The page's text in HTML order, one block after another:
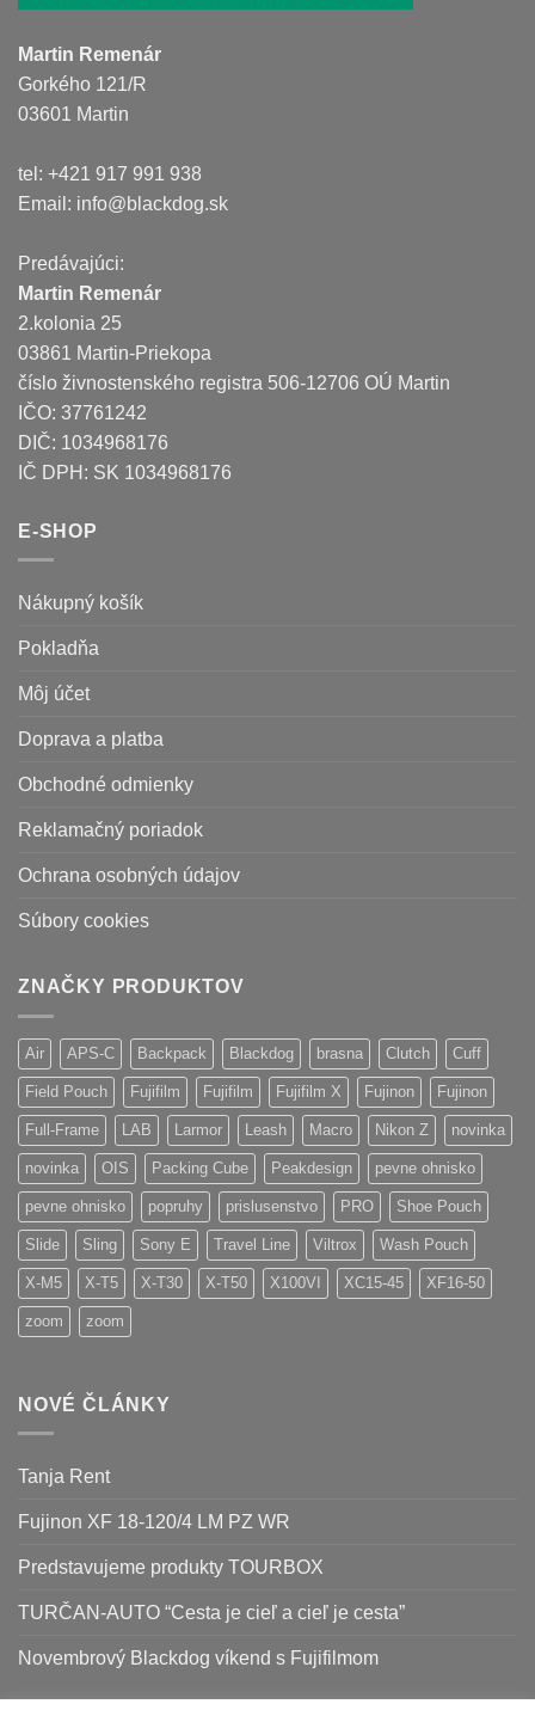
Martin Remenár
Gorkého 121/R
03601 Martin
tel: +421 917 991 938
Email: info@blackdog.sk
Predávajúci:
Martin Remenár
2.kolonia 25
03861 Martin-Priekopa
číslo živnostenského registra 506-12706 OÚ Martin
IČO: 37761242
DIČ: 1034968176
IČ DPH: SK 1034968176
E-SHOP
Nákupný košík
Pokladňa
Môj účet
Doprava a platba
Obchodné odmienky
Reklamačný poriadok
Ochrana osobných údajov
Súbory cookies
ZNAČKY PRODUKTOV
Air APS-C Backpack Blackdog brasna Clutch Cuff
Field Pouch Fujifilm Fujifilm Fujifilm X Fujinon Fujinon
Full-Frame LAB Larmor Leash Macro Nikon Z novinka
novinka OIS Packing Cube Peakdesign pevne ohnisko
pevne ohnisko popruhy prislusenstvo PRO Shoe Pouch
Slide Sling Sony E Travel Line Viltrox Wash Pouch
X-M5 X-T5 X-T30 X-T50 X100VI XC15-45 XF16-50
zoom zoom
NOVÉ ČLÁNKY
Tanja Rent
Fujinon XF 18-120/4 LM PZ WR
Predstavujeme produkty TOURBOX
TURČAN-AUTO “Cesta je cieľ a cieľ je cesta”
Novembrový Blackdog víkend s Fujifilmom